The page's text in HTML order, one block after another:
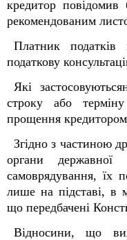
кредитор
рекомендованим
Платник податків
податкову
Які
строку або
прощення
Згідно з частиною
органи
самоврядування, їх
лише на підставі, в
що передбачені
Відносини, що